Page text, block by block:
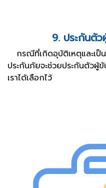
9. ประกันตั
กรณีที่เกิดอุบัติเหตุและเ
ประกันภัยจะช่วยประกันตัวผู้
เราได้เลือกไว้